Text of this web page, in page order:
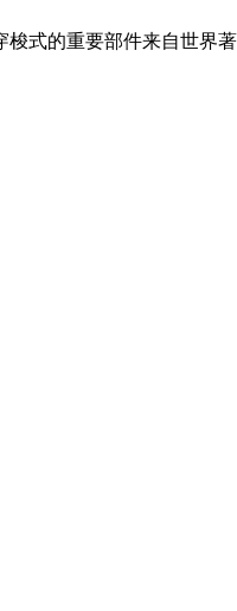
梭式的重要部件来自世界著